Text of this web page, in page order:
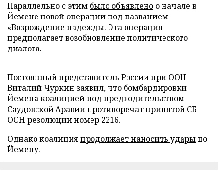
Параллельно с этим было объявлено о начале в
Йемене новой операции под названием
«Возрождение надежды. Эта операция
предполагает возобновление политического
диалога.
Постоянный представитель России при ООН
Виталий Чуркин заявил, что бомбардировки
Йемена коалицией под предводительством
Саудовской Аравиипротиворечатпринятой СБ
ООН резолюции номер 2216.
Однако коалицияпродолжает наносить ударыпо
Йемену.